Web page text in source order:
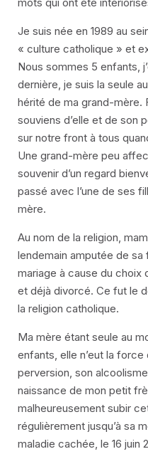
Je suis née en 1989 au
« culture catholique » et
Nous sommes 5 enfants,
dernière, je suis la seule
hérité de ma grand-mère.
souviens d’elle et de son
sur notre front à tous
Une grand-mère peu
souvenir d’un regard
passé avec l’une de ses
mère.
Au nom de la religion,
lendemain amputée de
mariage à cause du choix
et déjà divorcé. Ce fut le
la religion catholique.
Ma mère étant seule au
enfants, elle n’eut la
perversion, son
naissance de mon petit
malheureusement subir
régulièrement jusqu’à sa
maladie cachée, le 16 juin